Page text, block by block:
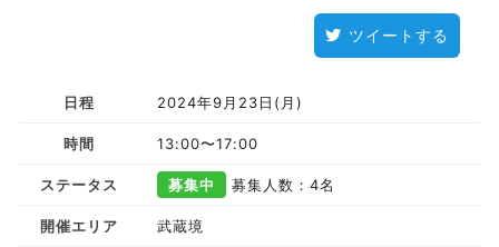
ツイートする
日程 2024年9月23日(月)
時間 13:00〜17:00
ステータス 募集中 募集人数：4名
開催エリア 武蔵境